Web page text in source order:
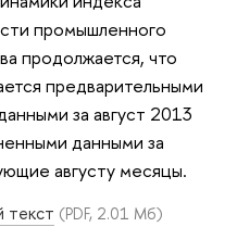
промышленного
продолжается, что
предварительными
за август 2013
данными за
августу месяцы.
текст (PDF, 2.01 Мб)